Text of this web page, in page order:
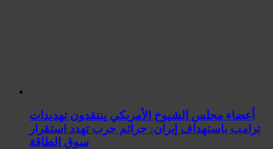
أعضاء مجلس الشيوخ الأمريكي ينتقدون تهديدات
ترامب باستهداف إيران: جرائم حرب تهدد استقرار
سوق الطاقة